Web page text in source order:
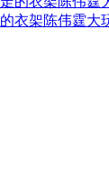
衣架陈伟霆大